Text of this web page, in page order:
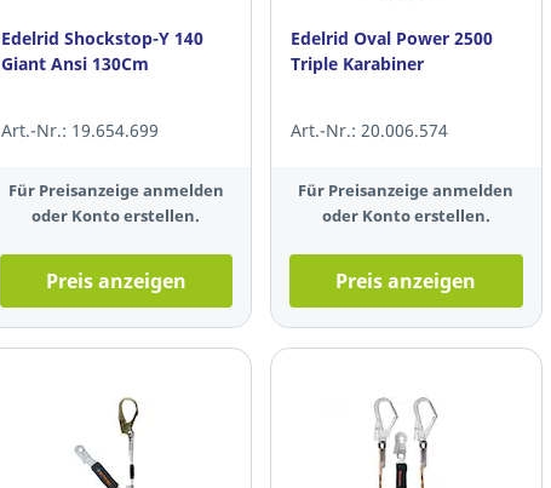
Edelrid Shockstop-Y 140
Giant Ansi 130Cm
Art.-Nr.: 19.654.699
Für Preisanzeige anmelden
oder Konto erstellen.
Preis anzeigen
Edelrid Oval Power 2500
Triple Karabiner
Art.-Nr.: 20.006.574
Für Preisanzeige anmelden
oder Konto erstellen.
Preis anzeigen